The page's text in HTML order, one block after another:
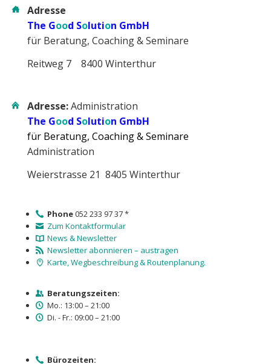
Adresse
The Good Solution GmbH
für Beratung, Coaching & Seminare
Reitweg 7 8400 Winterthur
Adresse:Administration
The Good Solution GmbH
für Beratung, Coaching & Seminare
Administration
Weierstrasse 21 8405 Winterthur
Phone052 233 97 37 *
Zum Kontaktformular
News & Newsletter
Newsletter abonnieren – austragen
Karte, Wegbeschreibung & Routenplanung.
Beratungszeiten:
Mo.: 13:00 – 21:00
Di. - Fr.: 09:00 – 21:00
Bürozeiten: